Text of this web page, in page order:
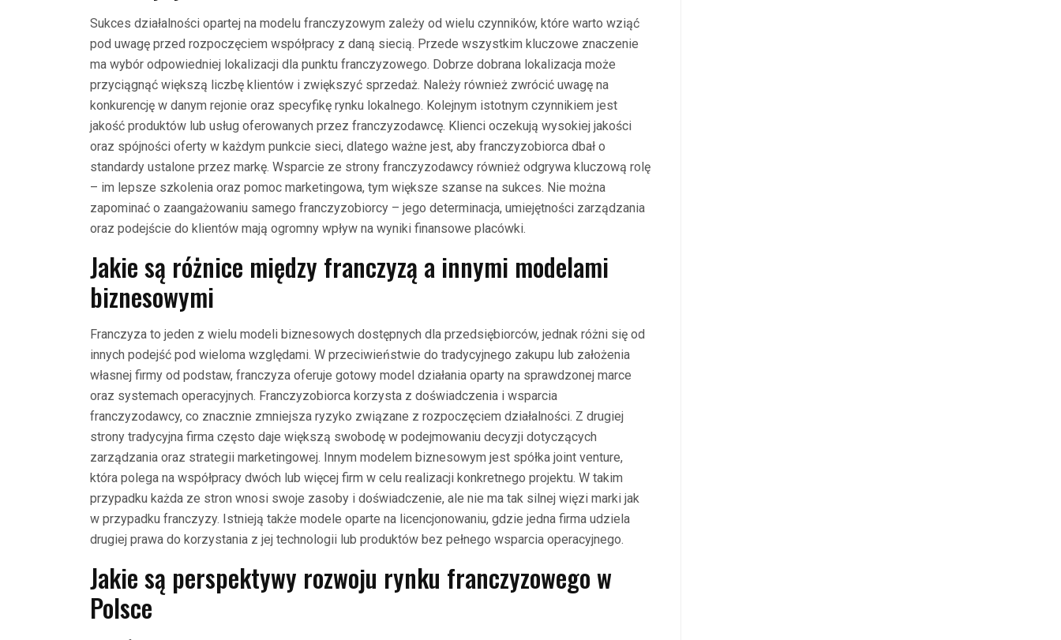
Sukces działalności opartej na modelu franczyzowym zależy od wielu czynników, które warto wziąć
pod uwagę przed rozpoczęciem współpracy z daną siecią. Przede wszystkim kluczowe znaczenie
ma wybór odpowiedniej lokalizacji dla punktu franczyzowego. Dobrze dobrana lokalizacja może
przyciągnąć większą liczbę klientów i zwiększyć sprzedaż. Należy również zwrócić uwagę na
konkurencję w danym rejonie oraz specyfikę rynku lokalnego. Kolejnym istotnym czynnikiem jest
jakość produktów lub usług oferowanych przez franczyzodawcę. Klienci oczekują wysokiej jakości
oraz spójności oferty w każdym punkcie sieci, dlatego ważne jest, aby franczyzobiorca dbał o
standardy ustalone przez markę. Wsparcie ze strony franczyzodawcy również odgrywa kluczową rolę
– im lepsze szkolenia oraz pomoc marketingowa, tym większe szanse na sukces. Nie można
zapominać o zaangażowaniu samego franczyzobiorcy – jego determinacja, umiejętności zarządzania
oraz podejście do klientów mają ogromny wpływ na wyniki finansowe placówki.
Jakie są różnice między franczyzą a innymi modelami
biznesowymi
Franczyza to jeden z wielu modeli biznesowych dostępnych dla przedsiębiorców, jednak różni się od
innych podejść pod wieloma względami. W przeciwieństwie do tradycyjnego zakupu lub założenia
własnej firmy od podstaw, franczyza oferuje gotowy model działania oparty na sprawdzonej marce
oraz systemach operacyjnych. Franczyzobiorca korzysta z doświadczenia i wsparcia
franczyzodawcy, co znacznie zmniejsza ryzyko związane z rozpoczęciem działalności. Z drugiej
strony tradycyjna firma często daje większą swobodę w podejmowaniu decyzji dotyczących
zarządzania oraz strategii marketingowej. Innym modelem biznesowym jest spółka joint venture,
która polega na współpracy dwóch lub więcej firm w celu realizacji konkretnego projektu. W takim
przypadku każda ze stron wnosi swoje zasoby i doświadczenie, ale nie ma tak silnej więzi marki jak
w przypadku franczyzy. Istnieją także modele oparte na licencjonowaniu, gdzie jedna firma udziela
drugiej prawa do korzystania z jej technologii lub produktów bez pełnego wsparcia operacyjnego.
Jakie są perspektywy rozwoju rynku franczyzowego w
Polsce